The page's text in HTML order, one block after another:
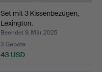
Set mit 3 Kissenbezügen,
Lexington.
Beendet 9. Mär 2025
3 Gebote
43 USD